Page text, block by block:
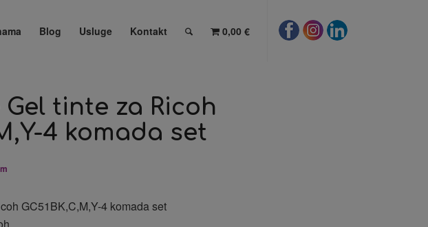
Blog Usluge Kontakt 0,00 €
tinte za Ricoh
4 komada set
GC51BK,C,M,Y-4 komada set